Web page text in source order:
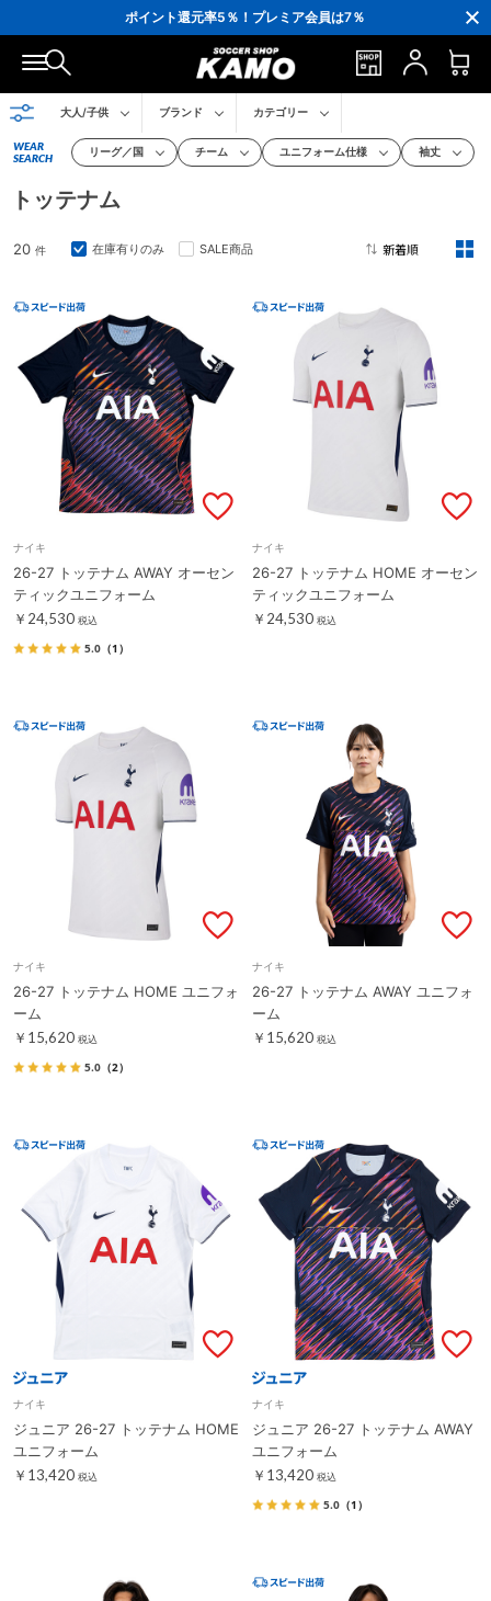
ポイント還元率5％！プレミア会員は7％
会員の方にはお誕生月に「10％OFFクーポン」プレゼント！
16,000円(税込)以上でシューズケースプレゼント！
3,300円(税込)以上で送料無料！
大人/子供 ブランド カテゴリー
WEAR
SEARCH
リーグ／国 チーム ユニフォーム仕様 袖丈
トッテナム
20 件 在庫有りのみ SALE商品
ナイキ
26-27 トッテナム AWAY オーセン
ティックユニフォーム
￥24,530 税込
5.0 （1）
ナイキ
26-27 トッテナム HOME オーセン
ティックユニフォーム
￥24,530 税込
ナイキ
26-27 トッテナム HOME ユニフォ
ーム
￥15,620 税込
5.0 （2）
ナイキ
26-27 トッテナム AWAY ユニフォ
ーム
￥15,620 税込
ナイキ
ジュニア 26-27 トッテナム HOME
ユニフォーム
￥13,420 税込
ナイキ
ジュニア 26-27 トッテナム AWAY
ユニフォーム
￥13,420 税込
5.0 （1）